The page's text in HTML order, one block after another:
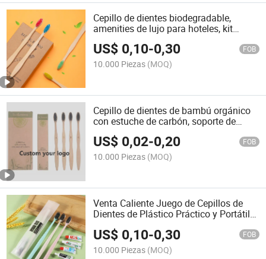
Cepillo de dientes biodegradable,
amenities de lujo para hoteles, kit
dental
US$ 0,10-0,30 FOB
10.000 Piezas (MOQ)
Cepillo de dientes de bambú orgánico
con estuche de carbón, soporte de
etiqueta privada, cepillo de dientes de
bambú con logo
US$ 0,02-0,20 FOB
10.000 Piezas (MOQ)
Venta Caliente Juego de Cepillos de
Dientes de Plástico Práctico y Portátil
US$ 0,10-0,30 FOB
10.000 Piezas (MOQ)